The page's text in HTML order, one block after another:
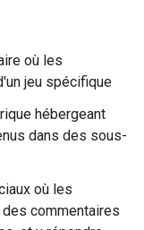
où les
jeu spécifique
hébergeant
dans des sous-
où les
commentaires